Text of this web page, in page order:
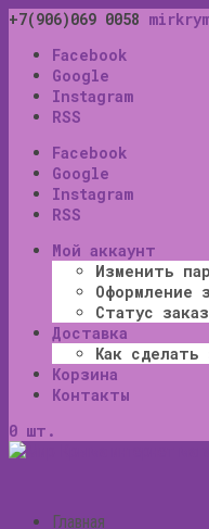
+7(906)069 0058
Facebook
Google
Instagram
RSS
Facebook
Google
Instagram
RSS
Мой аккаунт
Изменить
Оформление
Статус
Доставка
Как сделать
Корзина
Контакты
0 шт.
Главная